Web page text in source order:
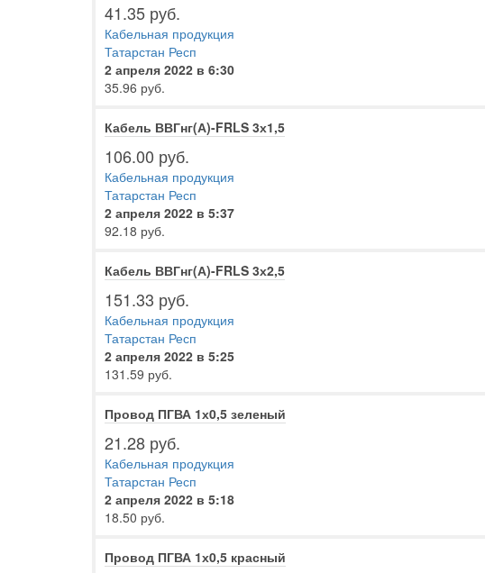
41.35 руб.
Кабельная продукция
Татарстан Респ
2 апреля 2022 в 6:30
35.96 руб.
Кабель ВВГнг(А)-FRLS 3х1,5
106.00 руб.
Кабельная продукция
Татарстан Респ
2 апреля 2022 в 5:37
92.18 руб.
Кабель ВВГнг(А)-FRLS 3х2,5
151.33 руб.
Кабельная продукция
Татарстан Респ
2 апреля 2022 в 5:25
131.59 руб.
Провод ПГВА 1х0,5 зеленый
21.28 руб.
Кабельная продукция
Татарстан Респ
2 апреля 2022 в 5:18
18.50 руб.
Провод ПГВА 1х0,5 красный